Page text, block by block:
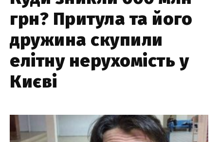
грн? Притула та його
дружина скупили
елітну нерухомість у
Києві